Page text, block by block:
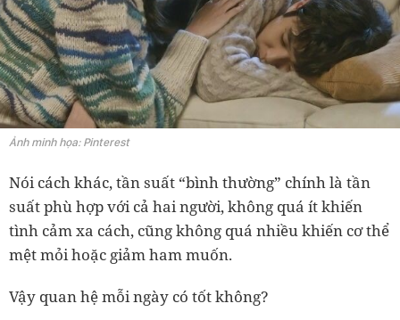
Ảnh minh họa: Pinterest
Nói cách khác, tần suất “bình thường” chính là tần
suất phù hợp với cả hai người, không quá ít khiến
tình cảm xa cách, cũng không quá nhiều khiến cơ thể
mệt mỏi hoặc giảm ham muốn.
Vậy quan hệ mỗi ngày có tốt không?